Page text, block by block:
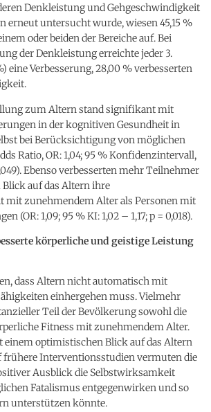
Denkleistung und Gehgeschwindigkeit
erneut untersucht wurde, wiesen 45,15 %
oder beiden der Bereiche auf. Bei
der Denkleistung erreichte jeder 3.
eine Verbesserung, 28,00 % verbesserten
zum Altern stand signifikant mit
in der kognitiven Gesundheit in
bei Berücksichtigung von möglichen
Ratio, OR: 1,04; 95 % Konfidenzintervall,
Ebenso verbesserten mehr Teilnehmer
auf das Altern ihre
mit zunehmendem Alter als Personen mit
(OR: 1,09; 95 % KI: 1,02 – 1,17; p = 0,018).
körperliche und geistige Leistung
dass Altern nicht automatisch mit
einhergehen muss. Vielmehr
Teil der Bevölkerung sowohl die
Fitness mit zunehmendem Alter.
einem optimistischen Blick auf das Altern
frühere Interventionsstudien vermuten die
Ausblick die Selbstwirksamkeit
Fatalismus entgegenwirken und so
unterstützen könnte.